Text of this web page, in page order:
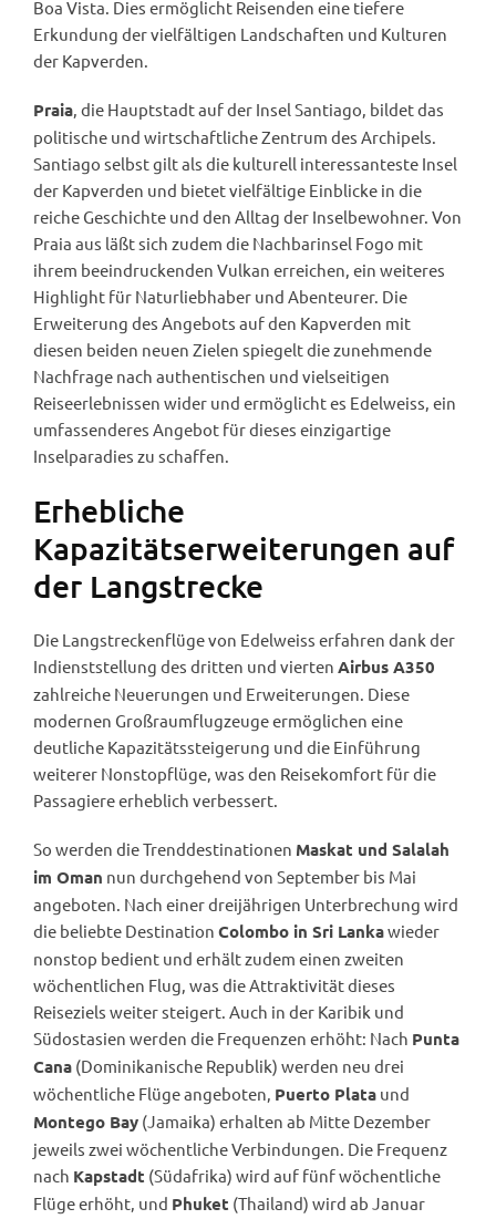
Boa Vista. Dies ermöglicht Reisenden eine tiefere
Erkundung der vielfältigen Landschaften und Kulturen
der Kapverden.
Praia, die Hauptstadt auf der Insel Santiago, bildet das
politische und wirtschaftliche Zentrum des Archipels.
Santiago selbst gilt als die kulturell interessanteste Insel
der Kapverden und bietet vielfältige Einblicke in die
reiche Geschichte und den Alltag der Inselbewohner. Von
Praia aus läßt sich zudem die Nachbarinsel Fogo mit
ihrem beeindruckenden Vulkan erreichen, ein weiteres
Highlight für Naturliebhaber und Abenteurer. Die
Erweiterung des Angebots auf den Kapverden mit
diesen beiden neuen Zielen spiegelt die zunehmende
Nachfrage nach authentischen und vielseitigen
Reiseerlebnissen wider und ermöglicht es Edelweiss, ein
umfassenderes Angebot für dieses einzigartige
Inselparadies zu schaffen.
Erhebliche
Kapazitätserweiterungen auf
der Langstrecke
Die Langstreckenflüge von Edelweiss erfahren dank der
Indienststellung des dritten und vierten Airbus A350
zahlreiche Neuerungen und Erweiterungen. Diese
modernen Großraumflugzeuge ermöglichen eine
deutliche Kapazitätssteigerung und die Einführung
weiterer Nonstopflüge, was den Reisekomfort für die
Passagiere erheblich verbessert.
So werden die Trenddestinationen Maskat und Salalah
im Oman nun durchgehend von September bis Mai
angeboten. Nach einer dreijährigen Unterbrechung wird
die beliebte Destination Colombo in Sri Lankawieder
nonstop bedient und erhält zudem einen zweiten
wöchentlichen Flug, was die Attraktivität dieses
Reiseziels weiter steigert. Auch in der Karibik und
Südostasien werden die Frequenzen erhöht: Nach Punta
Cana (Dominikanische Republik) werden neu drei
wöchentliche Flüge angeboten, Puerto Plata und
Montego Bay (Jamaika) erhalten ab Mitte Dezember
jeweils zwei wöchentliche Verbindungen. Die Frequenz
nach Kapstadt (Südafrika) wird auf fünf wöchentliche
Flüge erhöht, und Phuket (Thailand) wird ab Januar